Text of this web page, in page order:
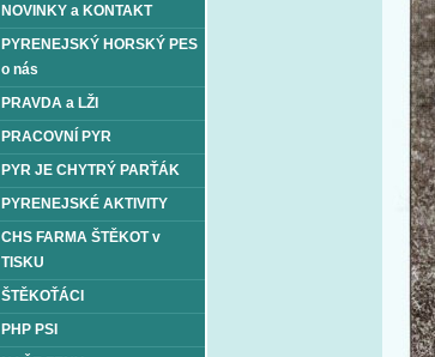
NOVINKY a KONTAKT
PYRENEJSKÝ HORSKÝ PES
o nás
PRAVDA a LŽI
PRACOVNÍ PYR
PYR JE CHYTRÝ PARŤÁK
PYRENEJSKÉ AKTIVITY
CHS FARMA ŠTĚKOT v
TISKU
ŠTĚKOŤÁCI
PHP PSI